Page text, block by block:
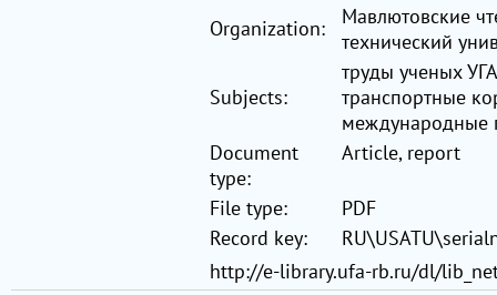
Organization:
Мавлютовские
технический
Subjects:
труды ученых
транспортные
международные
Document
type:
Article, report
File type:
PDF
Record key:
http://e-library.ufa-rb.ru/dl/